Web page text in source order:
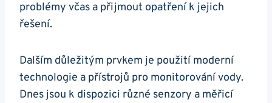
problémy včas a přijmout opatření k jejich
řešení.
Dalším důležitým prvkem je použití moderní
technologie a přístrojů pro monitorování vody.
Dnes jsou k dispozici různé senzory a měřicí